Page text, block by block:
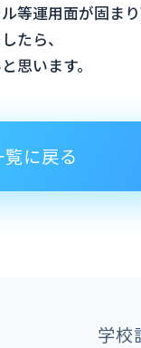
等運用面が固ま
たら、
思います。
覧に戻る
学校